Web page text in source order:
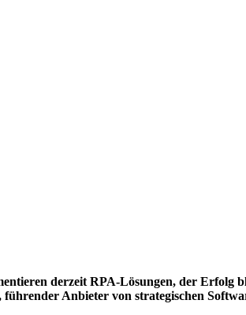
derzeit RPA-Lösungen, der
führender Anbieter von strategischen